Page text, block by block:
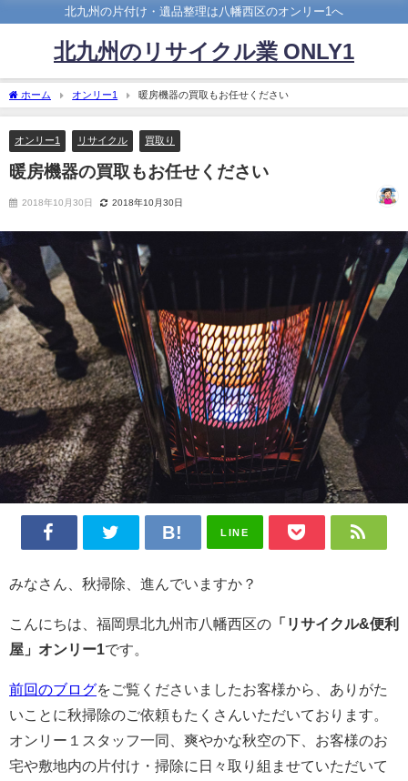
北九州の片付け・遺品整理は八幡西区のオンリー1へ
北九州のリサイクル業 ONLY1
ホーム オンリー1 暖房機器の買取もお任せください
オンリー1 リサイクル 買取り
暖房機器の買取もお任せください
2018年10月30日 2018年10月30日
LINE
みなさん、秋掃除、進んでいますか？
こんにちは、福岡県北九州市八幡西区の 「リサイクル&便利
屋」オンリー1 です。
前回のブログをご覧くださいましたお客様から、ありがた
いことに秋掃除のご依頼もたくさんいただいております。
オンリー１スタッフ一同、爽やかな秋空の下、お客様のお
宅や敷地内の片付け・掃除に日々取り組ませていただいて